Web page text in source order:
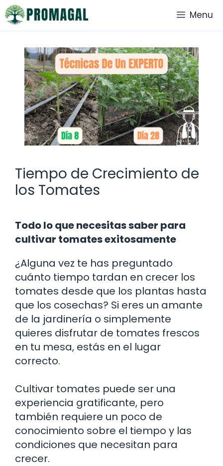
Saltar
al
Menu
Tiempo de Crecimiento de
los Tomates
Todo lo que necesitas saber para
cultivar tomates exitosamente
¿Alguna vez te has preguntado
cuánto tiempo tardan en crecer los
tomates desde que los plantas hasta
que los cosechas? Si eres un amante
de la jardinería o simplemente
quieres disfrutar de tomates frescos
en tu mesa, estás en el lugar
correcto.
Cultivar tomates puede ser una
experiencia gratificante, pero
también requiere un poco de
conocimiento sobre el tiempo y las
condiciones que necesitan para
crecer.